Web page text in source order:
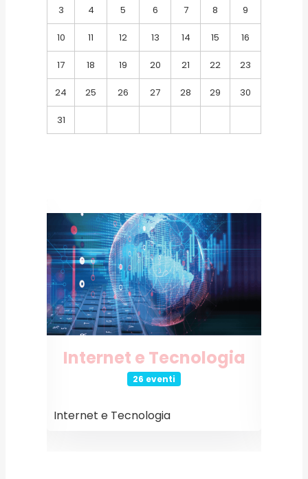
3 4 5 6 7 8 9
10 11 12 13 14 15 16
17 18 19 20 21 22 23
24 25 26 27 28 29 30
31
Internet e Tecnologia
26 eventi
Internet e Tecnologia